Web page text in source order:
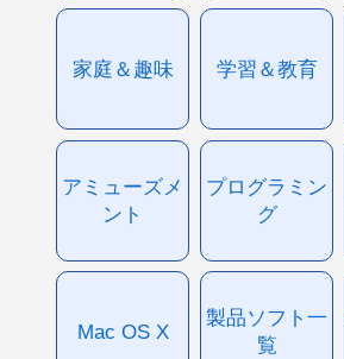
家庭＆趣味 学習＆教育
アミューズメ
ント
プログラミン
グ
Mac OS X
製品ソフト一
覧